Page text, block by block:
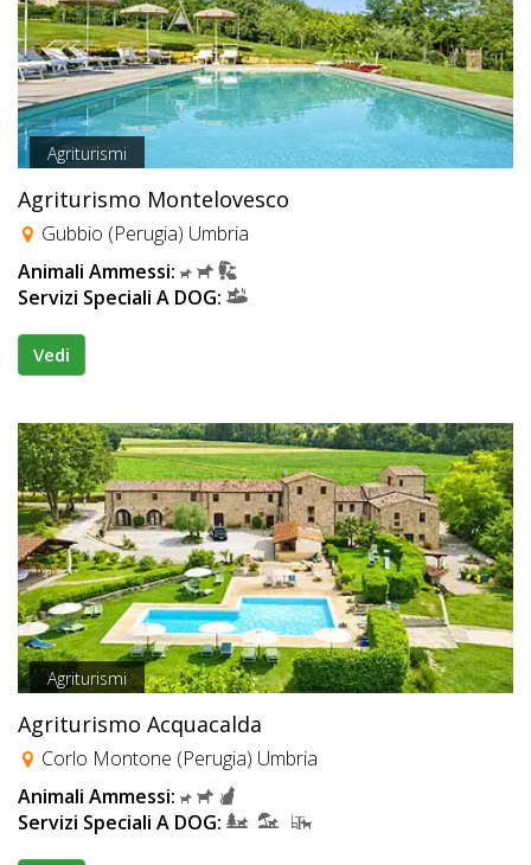
Agriturismi
Agriturismo Montelovesco
Gubbio (Perugia) Umbria
Animali Ammessi:
Servizi Speciali A DOG:
Vedi
Agriturismi
Agriturismo Acquacalda
Corlo Montone (Perugia) Umbria
Animali Ammessi:
Servizi Speciali A DOG: